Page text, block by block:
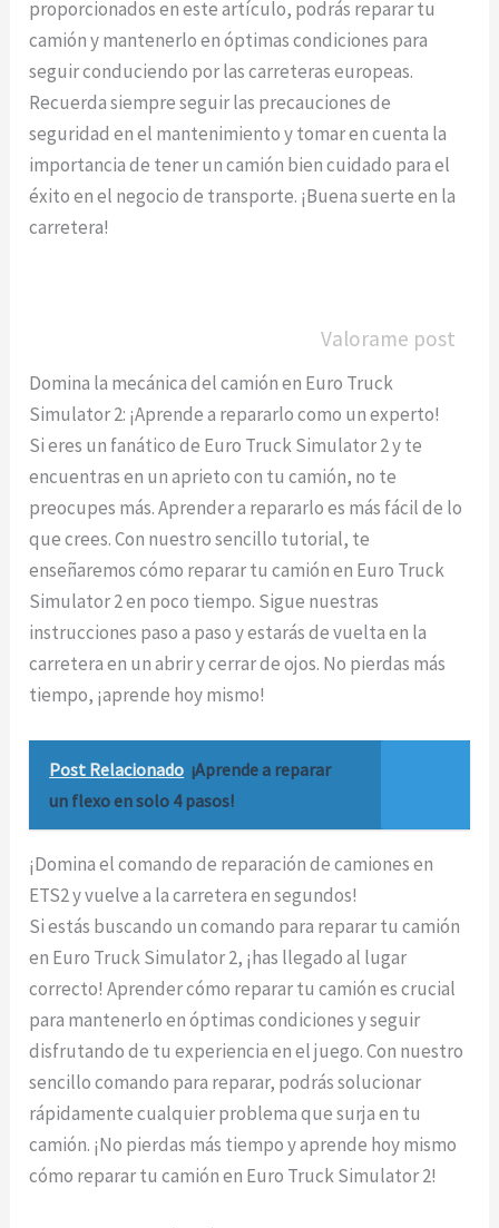
proporcionados en este artículo, podrás reparar tu
camión y mantenerlo en óptimas condiciones para
seguir conduciendo por las carreteras europeas.
Recuerda siempre seguir las precauciones de
seguridad en el mantenimiento y tomar en cuenta la
importancia de tener un camión bien cuidado para el
éxito en el negocio de transporte. ¡Buena suerte en la
carretera!
Valorame post
Domina la mecánica del camión en Euro Truck
Simulator 2: ¡Aprende a repararlo como un experto!
Si eres un fanático de Euro Truck Simulator 2 y te
encuentras en un aprieto con tu camión, no te
preocupes más. Aprender a repararlo es más fácil de lo
que crees. Con nuestro sencillo tutorial, te
enseñaremos cómo reparar tu camión en Euro Truck
Simulator 2 en poco tiempo. Sigue nuestras
instrucciones paso a paso y estarás de vuelta en la
carretera en un abrir y cerrar de ojos. No pierdas más
tiempo, ¡aprende hoy mismo!
Post Relacionado ¡Aprende a reparar
un flexo en solo 4 pasos!
¡Domina el comando de reparación de camiones en
ETS2 y vuelve a la carretera en segundos!
Si estás buscando un comando para reparar tu camión
en Euro Truck Simulator 2, ¡has llegado al lugar
correcto! Aprender cómo reparar tu camión es crucial
para mantenerlo en óptimas condiciones y seguir
disfrutando de tu experiencia en el juego. Con nuestro
sencillo comando para reparar, podrás solucionar
rápidamente cualquier problema que surja en tu
camión. ¡No pierdas más tiempo y aprende hoy mismo
cómo reparar tu camión en Euro Truck Simulator 2!